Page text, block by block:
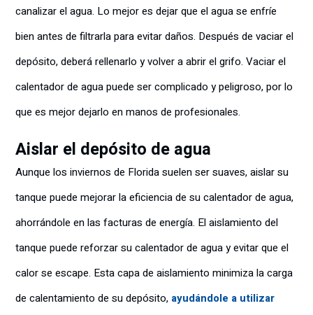
canalizar el agua. Lo mejor es dejar que el agua se enfríe
bien antes de filtrarla para evitar daños. Después de vaciar el
depósito, deberá rellenarlo y volver a abrir el grifo. Vaciar el
calentador de agua puede ser complicado y peligroso, por lo
que es mejor dejarlo en manos de profesionales.
Aislar el depósito de agua
Aunque los inviernos de Florida suelen ser suaves, aislar su
tanque puede mejorar la eficiencia de su calentador de agua,
ahorrándole en las facturas de energía. El aislamiento del
tanque puede reforzar su calentador de agua y evitar que el
calor se escape. Esta capa de aislamiento minimiza la carga
de calentamiento de su depósito, ayudándole a utilizar